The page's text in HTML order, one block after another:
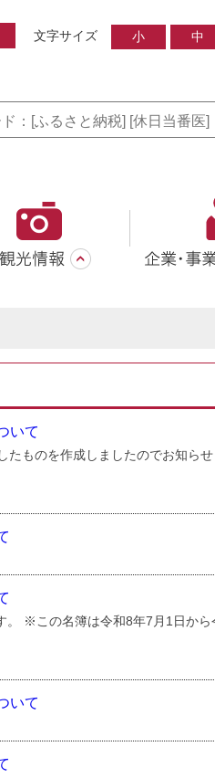
文字サイズ 小 中
いて
たものを作成しましたのでお知ら
。 ※この名簿は令和8年7月1日か
いて